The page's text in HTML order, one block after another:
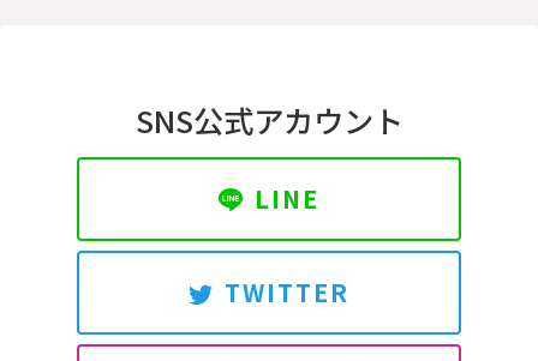
SNS公式アカウント
LINE
TWITTER